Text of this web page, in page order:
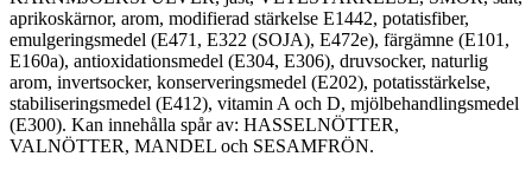
aprikoskärnor, arom, modifierad stärkelse E1442, potatisfiber,
emulgeringsmedel (E471, E322 (SOJA), E472e), färgämne (E101,
E160a), antioxidationsmedel (E304, E306), druvsocker, naturlig
arom, invertsocker, konserveringsmedel (E202), potatisstärkelse,
stabiliseringsmedel (E412), vitamin A och D, mjölbehandlingsmedel
(E300). Kan innehålla spår av: HASSELNÖTTER,
VALNÖTTER, MANDEL och SESAMFRÖN.